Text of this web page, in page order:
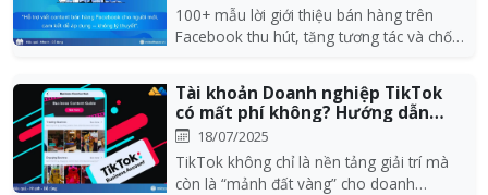
100+ mẫu lời giới thiệu bán hàng trên
Facebook thu hút, tăng tương tác và chốt
Tài khoản Doanh nghiệp TikTok
có mất phí không? Hướng dẫn
đăng ký cụ t...
18/07/2025
TikTok không chỉ là nền tảng giải trí mà
còn là “mảnh đất vàng” cho doanh